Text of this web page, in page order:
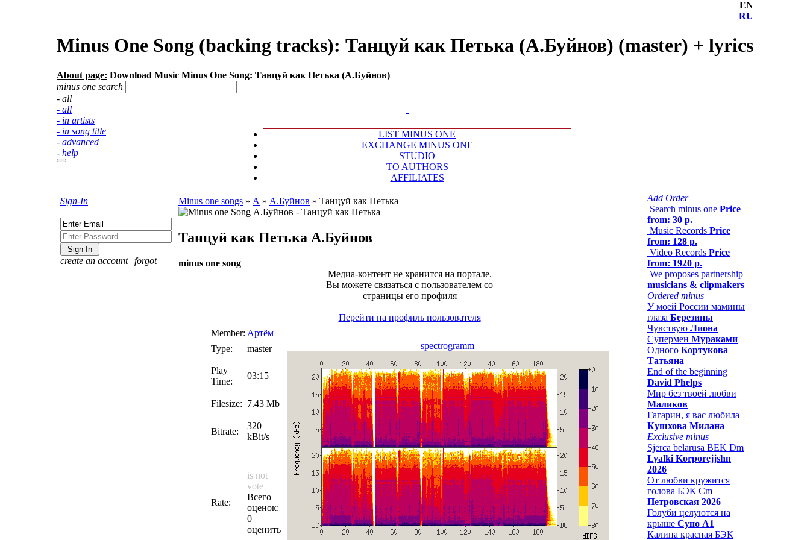
EN
RU
Minus One Song (backing tracks): Танцуй как Петька (А.Буйнов) (master) + lyrics
About page: Download Music Minus One Song: Танцуй как Петька (А.Буйнов)
minus one search
- all
- all
- in artists
- in song title
- advanced
- help
LIST MINUS ONE
EXCHANGE MINUS ONE
STUDIO
TO AUTHORS
AFFILIATES
Sign-In
create an account ¦ forgot
Minus one songs » А » А.Буйнов » Танцуй как Петька
Танцуй как Петька А.Буйнов
minus one song
Медиа-контент не хранится на портале.
Вы можете связаться с пользователем со
страницы его профиля
Перейти на профиль пользователя
Member: Артём
Type:
master spectrogramm
Play
Time:
03:15
Filesize: 7.43 Mb
Bitrate:
320
kBit/s
Rate:
is not
vote
Всего
оценок:
0
оценить
Add Order
Search minus one Price
from: 30 р.
Music Records Price
from: 128 р.
Video Records Price
from: 1920 р.
We proposes partnership
musicians & clipmakers
Ordered minus
У моей России мамины
глаза Березины
Чувствую Лиона
Супермен Мураками
Одного Кортукова
Татьяна
End of the beginning
David Phelps
Мир без твоей любви
Маликов
Гагарин, я вас любила
Кушхова Милана
Exclusive minus
Sjerca belarusa BEK Dm
Lyalki Korporejjshn
2026
От любви кружится
голова БЭК Cm
Петровская 2026
Голуби целуются на
крыше Суно А1
Калина красная БЭК